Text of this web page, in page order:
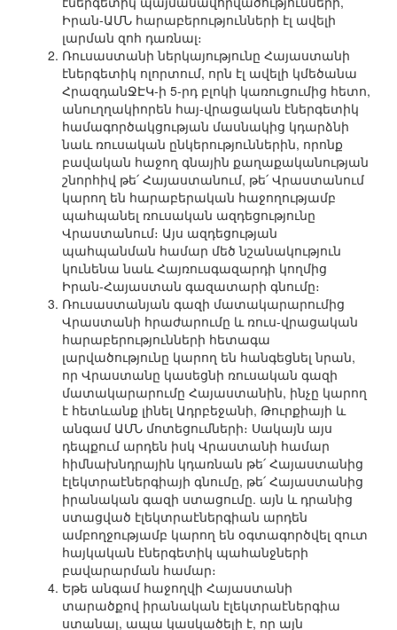
Իրան-ԱՄՆ հարաբերությունների էլ ավելի
լարման զոհ դառնալ։
Ռուսաստանի ներկայությունը Հայաստանի
էներգետիկ ոլորտում, որն էլ ավելի կմեծանա
ՀրազդանՋԷԿ-ի 5-րդ բլոկի կառուցումից հետո,
անուղղակիորեն հայ-վրացական էներգետիկ
համագործակցության մասնակից կդարձնի
նաև ռուսական ընկերություններին, որոնք
բավական հաջող գնային քաղաքականության
շնորհիվ թե՛ Հայաստանում, թե՛ Վրաստանում
կարող են հարաբերական հաջողությամբ
պահպանել ռուսական ազդեցությունը
Վրաստանում։ Այս ազդեցության
պահպանման համար մեծ նշանակություն
կունենա նաև Հայռուսգազարդի կողմից
Իրան-Հայաստան գազատարի գնումը։
Ռուսաստանյան գազի մատակարարումից
Վրաստանի հրաժարումը և ռուս-վրացական
հարաբերությունների հետագա
լարվածությունը կարող են հանգեցնել նրան,
որ Վրաստանը կասեցնի ռուսական գազի
մատակարարումը Հայաստանին, ինչը կարող
է հետևանք լինել Ադրբեջանի, Թուրքիայի և
անգամ ԱՄՆ մոտեցումների։ Սակայն այս
դեպքում արդեն իսկ Վրաստանի համար
հիմնախնդրային կդառնան թե՛ Հայաստանից
էլեկտրաէներգիայի գնումը, թե՛ Հայաստանից
իրանական գազի ստացումը. այն և դրանից
ստացված էլեկտրաէներգիան արդեն
ամբողջությամբ կարող են օգտագործվել զուտ
հայկական էներգետիկ պահանջների
բավարարման համար։
Եթե անգամ հաջողվի Հայաստանի
տարածքով իրանական էլեկտրաէներգիա
ստանալ, ապա կասկածելի է, որ այն